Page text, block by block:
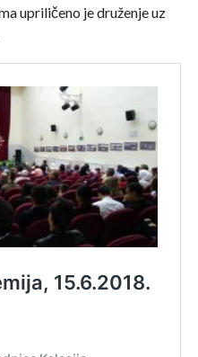
upriličeno je druženje uz